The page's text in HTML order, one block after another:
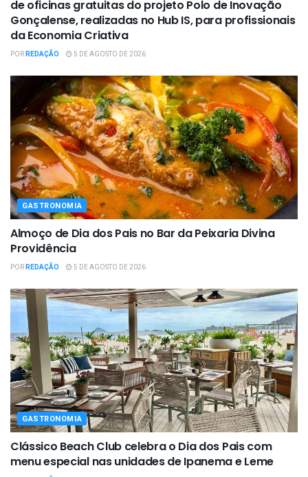
de oficinas gratuitas do projeto Polo de Inovação
Gonçalense, realizadas no Hub IS, para profissionais
da Economia Criativa
PORREDAÇÃO 5 DE AGOSTO DE 2026
GASTRONOMIA
Almoço de Dia dos Pais no Bar da Peixaria Divina
Providência
PORREDAÇÃO 5 DE AGOSTO DE 2026
GASTRONOMIA
Clássico Beach Club celebra o Dia dos Pais com
menu especial nas unidades de Ipanema e Leme